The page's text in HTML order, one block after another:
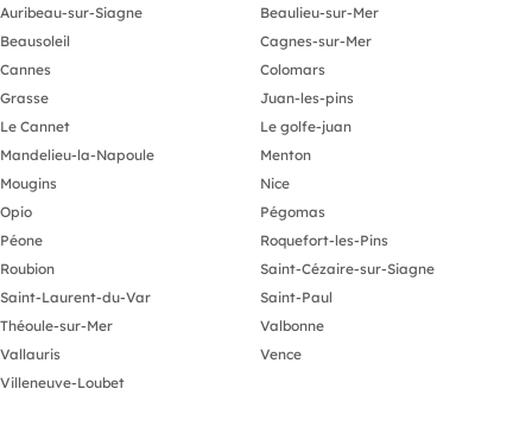
Auribeau-sur-Siagne
Beaulieu-sur-Mer
Beausoleil
Cagnes-sur-Mer
Cannes
Colomars
Grasse
Juan-les-pins
Le Cannet
Le golfe-juan
Mandelieu-la-Napoule
Menton
Mougins
Nice
Opio
Pégomas
Péone
Roquefort-les-Pins
Roubion
Saint-Cézaire-sur-Siagne
Saint-Laurent-du-Var
Saint-Paul
Théoule-sur-Mer
Valbonne
Vallauris
Vence
Villeneuve-Loubet